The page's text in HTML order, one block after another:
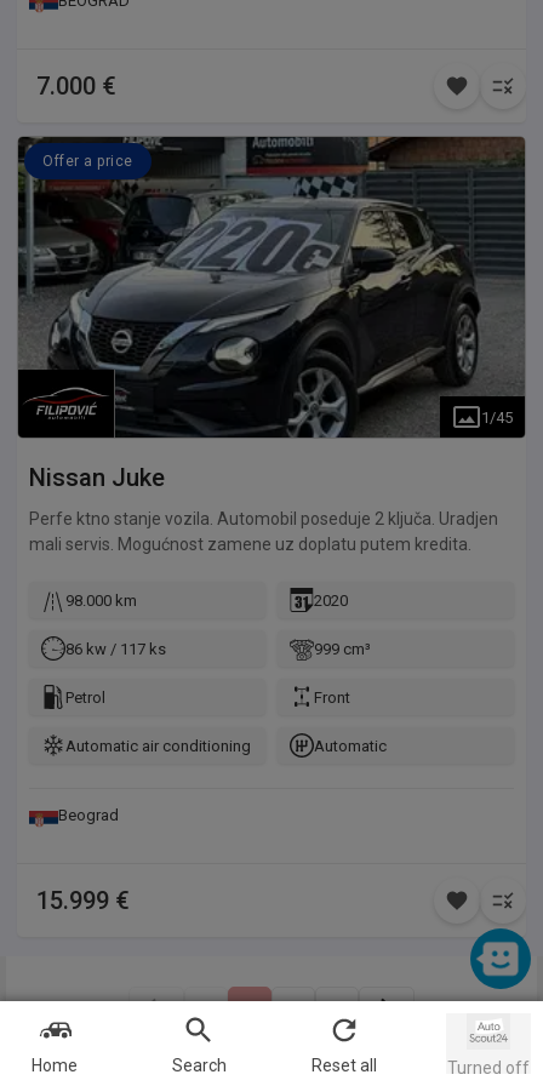
7.000 €
Offer a price
1 /45
Nissan Juke
Perfe ktno stanje vozila. Automobil poseduje 2 ključa. Uradjen
mali servis. Mogućnost zamene uz doplatu putem kredita.
98.000 km 2020
86 kw / 117 ks 999 cm³
Petrol Front
Automatic air conditioning Automatic
Beograd
15.999 €
Home Search Reset all Turned off